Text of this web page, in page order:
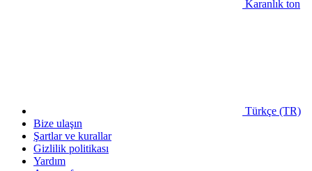
Karanlık ton
Türkçe (TR)
Bize ulaşın
Şartlar ve kurallar
Gizlilik politikası
Yardım